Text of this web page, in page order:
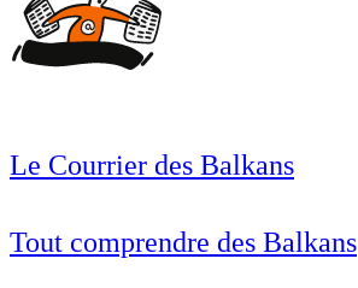
Le Courrier des Balkans
Tout comprendre des Balkans